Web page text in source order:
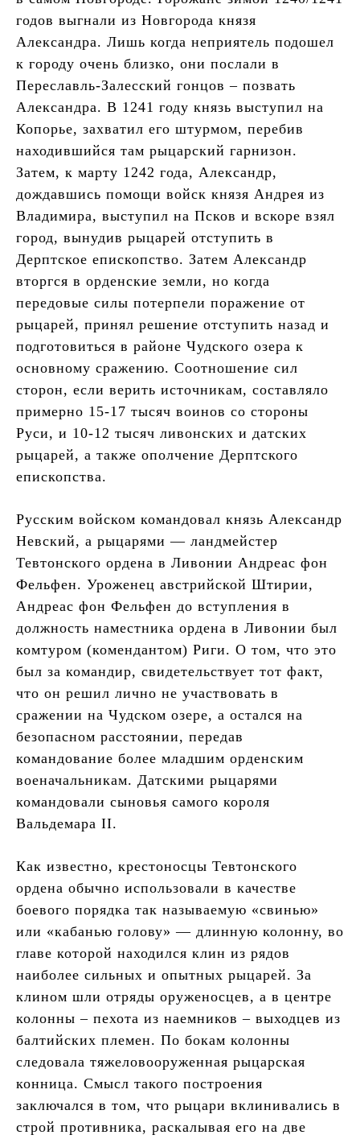
годов выгнали из Новгорода князя
Александра. Лишь когда неприятель подошел
к городу очень близко, они послали в
Переславль-Залесский гонцов – позвать
Александра. В 1241 году князь выступил на
Копорье, захватил его штурмом, перебив
находившийся там рыцарский гарнизон.
Затем, к марту 1242 года, Александр,
дождавшись помощи войск князя Андрея из
Владимира, выступил на Псков и вскоре взял
город, вынудив рыцарей отступить в
Дерптское епископство. Затем Александр
вторгся в орденские земли, но когда
передовые силы потерпели поражение от
рыцарей, принял решение отступить назад и
подготовиться в районе Чудского озера к
основному сражению. Соотношение сил
сторон, если верить источникам, составляло
примерно 15-17 тысяч воинов со стороны
Руси, и 10-12 тысяч ливонских и датских
рыцарей, а также ополчение Дерптского
епископства.
Русским войском командовал князь Александр
Невский, а рыцарями — ландмейстер
Тевтонского ордена в Ливонии Андреас фон
Фельфен. Уроженец австрийской Штирии,
Андреас фон Фельфен до вступления в
должность наместника ордена в Ливонии был
комтуром (комендантом) Риги. О том, что это
был за командир, свидетельствует тот факт,
что он решил лично не участвовать в
сражении на Чудском озере, а остался на
безопасном расстоянии, передав
командование более младшим орденским
военачальникам. Датскими рыцарями
командовали сыновья самого короля
Вальдемара II.
Как известно, крестоносцы Тевтонского
ордена обычно использовали в качестве
боевого порядка так называемую «свинью»
или «кабанью голову» — длинную колонну, во
главе которой находился клин из рядов
наиболее сильных и опытных рыцарей. За
клином шли отряды оруженосцев, а в центре
колонны – пехота из наемников – выходцев из
балтийских племен. По бокам колонны
следовала тяжеловооруженная рыцарская
конница. Смысл такого построения
заключался в том, что рыцари вклинивались в
строй противника, раскалывая его на две